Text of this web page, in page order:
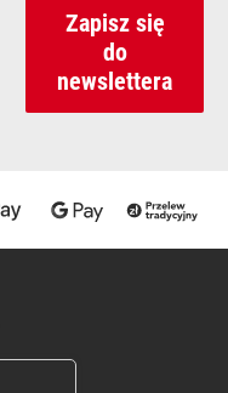
Zapisz się
do
newslettera